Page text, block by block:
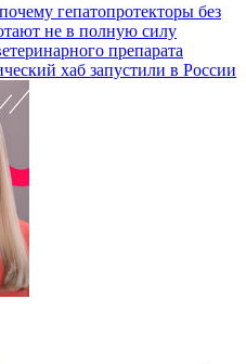
гепатопротекторы без
не в полную силу
препарата
хаб запустили в России